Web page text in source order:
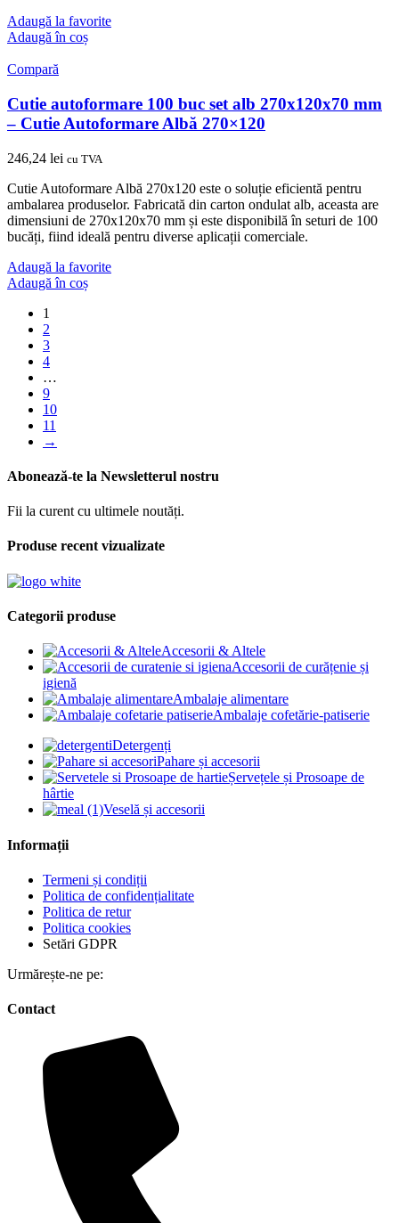
Adaugă la favorite
Adaugă în coș
Compară
Cutie autoformare 100 buc set alb 270x120x70 mm
– Cutie Autoformare Albă 270×120
246,24 lei cu TVA
Cutie Autoformare Albă 270x120 este o soluție eficientă pentru
ambalarea produselor. Fabricată din carton ondulat alb, aceasta are
dimensiuni de 270x120x70 mm și este disponibilă în seturi de 100
bucăți, fiind ideală pentru diverse aplicații comerciale.
Adaugă la favorite
Adaugă în coș
1
2
3
4
…
9
10
11
→
Abonează-te la Newsletterul nostru
Fii la curent cu ultimele noutăți.
Produse recent vizualizate
Categorii produse
Accesorii & Altele
Accesorii de curățenie și
igienă
Ambalaje alimentare
Ambalaje cofetărie-patiserie
Detergenți
Pahare și accesorii
Șervețele și Prosoape de
hârtie
Veselă și accesorii
Informații
Termeni și condiții
Politica de confidențialitate
Politica de retur
Politica cookies
Setări GDPR
Urmărește-ne pe:
Contact